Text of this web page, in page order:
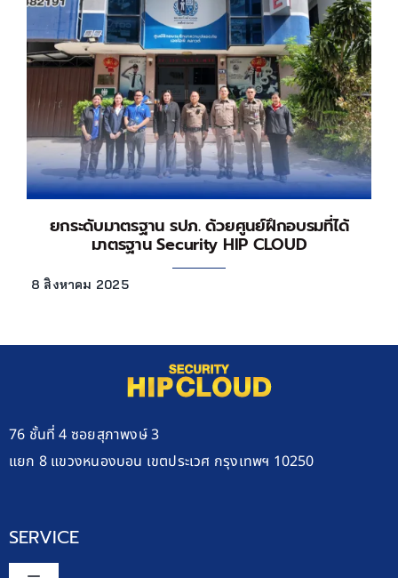
ยกระดับมาตรฐาน รปภ. ด้วยศูนย์ฝึกอบรมที่ได้
มาตรฐาน Security HIP CLOUD
8 สิงหาคม 2025
76 ชั้นที่ 4 ซอยสุภาพงษ์ 3
แยก 8 แขวงหนองบอน เขตประเวศ กรุงเทพฯ 10250
SERVICE